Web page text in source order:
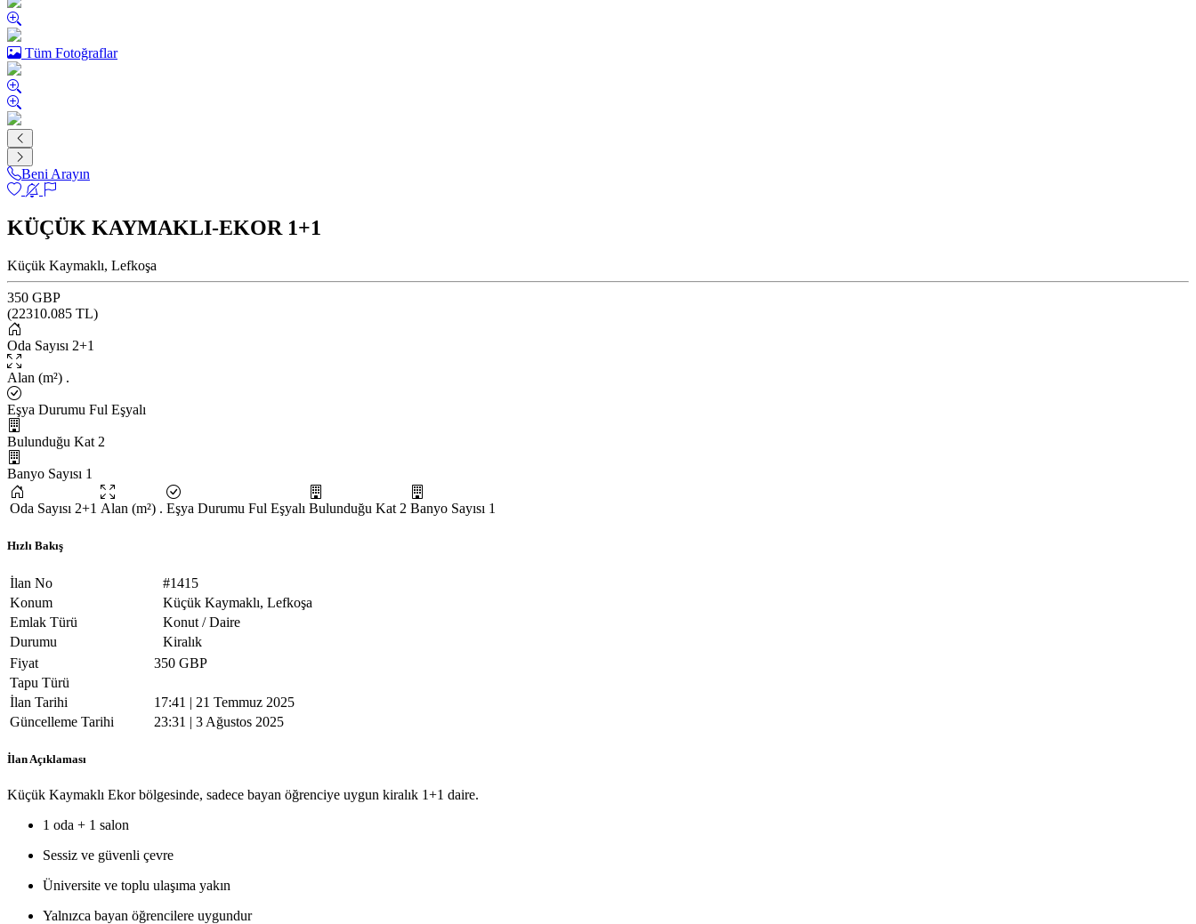
Tüm Fotoğraflar
Beni Arayın
KÜÇÜK KAYMAKLI-EKOR 1+1
Küçük Kaymaklı, Lefkoşa
350 GBP
(22310.085 TL)
Oda Sayısı 2+1
Alan (m²) .
Eşya Durumu Ful Eşyalı
Bulunduğu Kat 2
Banyo Sayısı 1
Oda Sayısı 2+1 Alan (m²) . Eşya Durumu Ful Eşyalı Bulunduğu Kat 2 Banyo Sayısı 1
Hızlı Bakış
İlan No
#1415
Konum
Küçük Kaymaklı, Lefkoşa
Emlak Türü
Konut / Daire
Durumu
Kiralık
Fiyat
350 GBP
Tapu Türü
İlan Tarihi
17:41 | 21 Temmuz 2025
Güncelleme Tarihi
23:31 | 3 Ağustos 2025
İlan Açıklaması
Küçük Kaymaklı Ekor bölgesinde, sadece bayan öğrenciye uygun kiralık 1+1 daire.
1 oda + 1 salon
Sessiz ve güvenli çevre
Üniversite ve toplu ulaşıma yakın
Yalnızca bayan öğrencilere uygundur